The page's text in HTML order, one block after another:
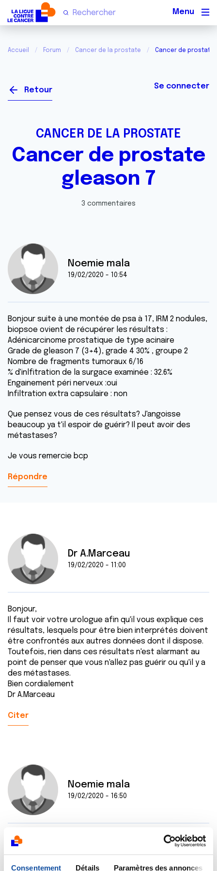
Consentement Détails Paramètres des annonces
Accueil Forum Cancer de la prostate Cancer de prostate
Retour Se connecter
CANCER DE LA PROSTATE
Cancer de prostate
gleason 7
3 commentaires
Noemie mala
19/02/2020 - 10:54
Bonjour suite à une montée de psa à 17, IRM 2 nodules,
biopsoe ovient de récupérer les résultats :
Adénicarcinome prostatique de type acinaire
Grade de gleason 7 (3+4), grade 4 30% , groupe 2
Nombre de fragments tumoraux 6/16
% d'inlfitration de la surgace examinée : 32.6%
Engainement péri nerveux :oui
Infiltration extra capsulaire : non
Que pensez vous de ces résultats? J'angoisse
beaucoup ya t'il espoir de guérir? Il peut avoir des
métastases?
Je vous remercie bcp
Répondre
Dr A.Marceau
19/02/2020 - 11:00
Bonjour,
Il faut voir votre urologue afin qu'il vous explique ces
résultats, lesquels pour être bien interprétés doivent
être confrontés aux autres données dont il dispose.
Toutefois, rien dans ces résultats n'est alarmant au
point de penser que vous n'allez pas guérir ou qu'il y a
des métastases.
Bien cordialement
Dr A.Marceau
Citer
Noemie mala
19/02/2020 - 16:50
Bonjour Dr Marceau